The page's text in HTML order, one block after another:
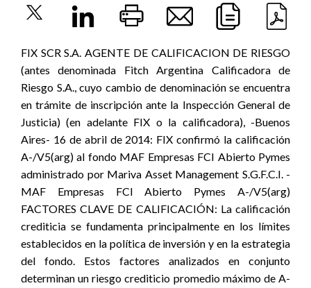
FIX SCR S.A. AGENTE DE CALIFICACION DE RIESGO
(antes denominada Fitch Argentina Calificadora de
Riesgo S.A., cuyo cambio de denominación se encuentra
en trámite de inscripción ante la Inspección General de
Justicia) (en adelante FIX o la calificadora), -Buenos
Aires- 16 de abril de 2014: FIX confirmó la calificación
A-/V5(arg) al fondo MAF Empresas FCI Abierto Pymes
administrado por Mariva Asset Management S.G.F.C.I. -
MAF Empresas FCI Abierto Pymes A-/V5(arg)
FACTORES CLAVE DE CALIFICACIÓN: La calificación
crediticia se fundamenta principalmente en los límites
establecidos en la política de inversión y en la estrategia
del fondo. Estos factores analizados en conjunto
determinan un riesgo crediticio promedio máximo de A-